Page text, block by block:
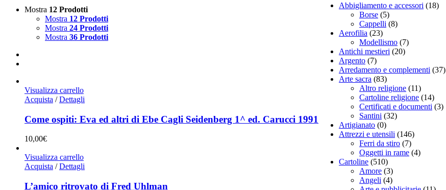
Mostra 12 Prodotti
Mostra 12 Prodotti
Mostra 24 Prodotti
Mostra 36 Prodotti
Visualizza carrello
Acquista / Dettagli
Come ospiti: Eva ed altri di Ebe Cagli Seidenberg 1^ ed. Carucci 1991
10,00€
Visualizza carrello
Acquista / Dettagli
L’amico ritrovato di Fred Uhlman
Abbigliamento e accessori (18)
Borse (5)
Cappelli (8)
Aerofilia (23)
Modellismo (7)
Antichi mestieri (20)
Argento (7)
Arredamento e complementi (37)
Arte sacra (83)
Altro religione (11)
Cartoline religione (14)
Certificati e documenti (3)
Santini (32)
Artigianato (0)
Attrezzi e utensili (146)
Ferri da stiro (7)
Oggetti in rame (4)
Cartoline (510)
Amore (3)
Angeli (4)